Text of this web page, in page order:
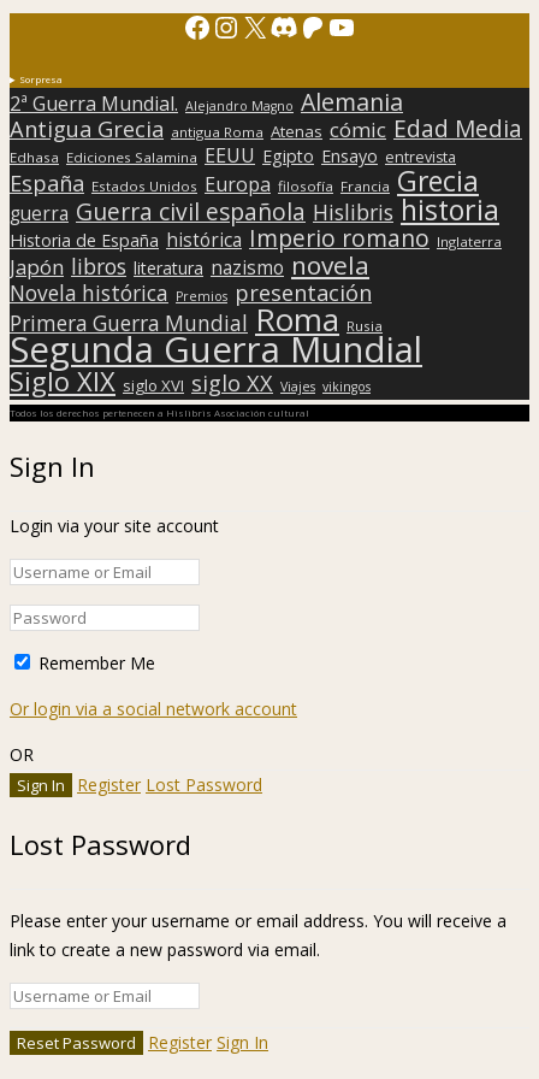
Facebook
Instagram
X Discord
Patreon
YouTube
Sorpresa
2ª Guerra Mundial. Alejandro Magno Alemania
Antigua Grecia antigua Roma Atenas cómic Edad Media
Edhasa Ediciones Salamina EEUU Egipto Ensayo entrevista
España Estados Unidos Europa filosofía Francia Grecia
guerra Guerra civil española Hislibris historia
Historia de España histórica Imperio romano Inglaterra
Japón libros literatura nazismo novela
Novela histórica Premios presentación
Primera Guerra Mundial Roma Rusia
Segunda Guerra Mundial
Siglo XIX siglo XVI siglo XX Viajes vikingos
Todos los derechos pertenecen a Hislibris Asociación cultural
Sign In
Login via your site account
Remember Me
Or login via a social network account
OR
Register Lost Password
Lost Password
Please enter your username or email address. You will receive a
link to create a new password via email.
Register Sign In